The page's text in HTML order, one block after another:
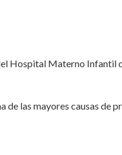
Hospital Materno Infantil
de las mayores causas